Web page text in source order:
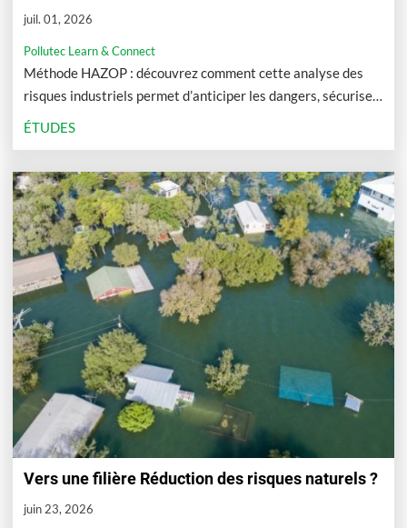
juil. 01, 2026
Pollutec Learn & Connect
Méthode HAZOP : découvrez comment cette analyse des
risques industriels permet d’anticiper les dangers, sécuriser
les procédés et prévenir les accidents.
ÉTUDES
Vers une filière Réduction des risques naturels ?
juin 23, 2026